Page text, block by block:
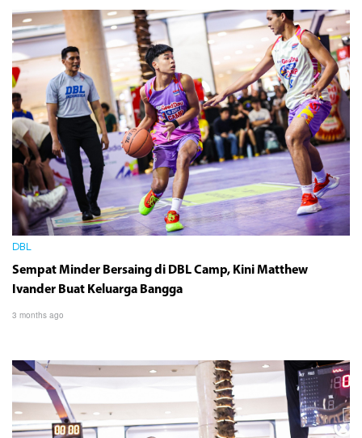
DBL
Sempat Minder Bersaing di DBL Camp, Kini Matthew
Ivander Buat Keluarga Bangga
3 months ago